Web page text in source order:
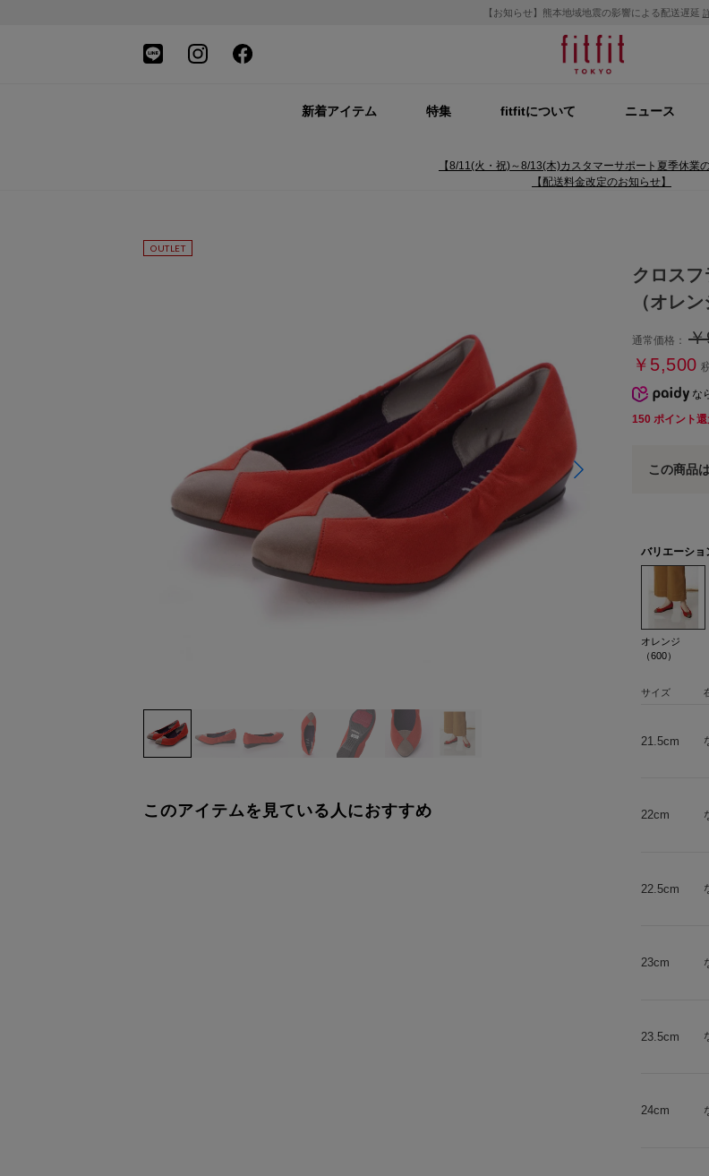
【お知らせ】熊本地域地震の影響による配送遅延
新着アイテム 特集 fitfitについて ニュース
【8/11(火・祝)～8/13(木)カスタマーサポート夏季休業
【配送料金改定のお知らせ】
このアイテムを見ている人におすすめ
クロスフ
（オレン
通常価格：
￥5,500
な
150 ポイント
この商品は
バリエーショ
オレンジ
（600）
サイズ
21.5cm
22cm
22.5cm
23cm
23.5cm
24cm